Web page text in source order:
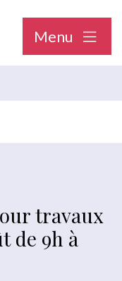
Menu
travaux
de 9h à